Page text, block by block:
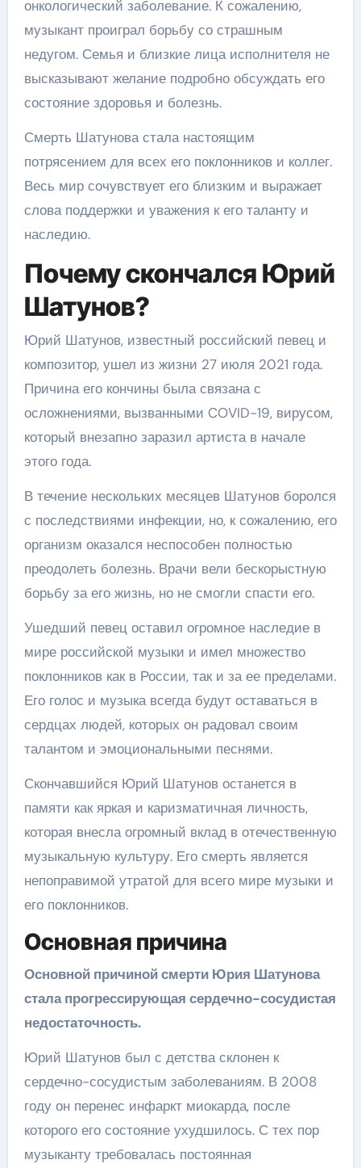
онкологический заболевание. К сожалению,
музыкант проиграл борьбу со страшным
недугом. Семья и близкие лица исполнителя не
высказывают желание подробно обсуждать его
состояние здоровья и болезнь.
Смерть Шатунова стала настоящим
потрясением для всех его поклонников и коллег.
Весь мир сочувствует его близким и выражает
слова поддержки и уважения к его таланту и
наследию.
Почему скончался Юрий
Шатунов?
Юрий Шатунов, известный российский певец и
композитор, ушел из жизни 27 июля 2021 года.
Причина его кончины была связана с
осложнениями, вызванными COVID-19, вирусом,
который внезапно заразил артиста в начале
этого года.
В течение нескольких месяцев Шатунов боролся
с последствиями инфекции, но, к сожалению, его
организм оказался неспособен полностью
преодолеть болезнь. Врачи вели бескорыстную
борьбу за его жизнь, но не смогли спасти его.
Ушедший певец оставил огромное наследие в
мире российской музыки и имел множество
поклонников как в России, так и за ее пределами.
Его голос и музыка всегда будут оставаться в
сердцах людей, которых он радовал своим
талантом и эмоциональными песнями.
Скончавшийся Юрий Шатунов останется в
памяти как яркая и каризматичная личность,
которая внесла огромный вклад в отечественную
музыкальную культуру. Его смерть является
непоправимой утратой для всего мире музыки и
его поклонников.
Основная причина
Основной причиной смерти Юрия Шатунова
стала прогрессирующая сердечно-сосудистая
недостаточность.
Юрий Шатунов был с детства склонен к
сердечно-сосудистым заболеваниям. В 2008
году он перенес инфаркт миокарда, после
которого его состояние ухудшилось. С тех пор
музыканту требовалась постоянная